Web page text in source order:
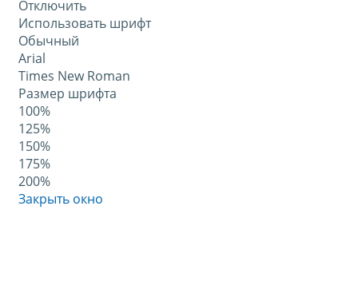
Отключить
Использовать шрифт
Обычный
Arial
Times New Roman
Размер шрифта
100%
125%
150%
175%
200%
Закрыть окно